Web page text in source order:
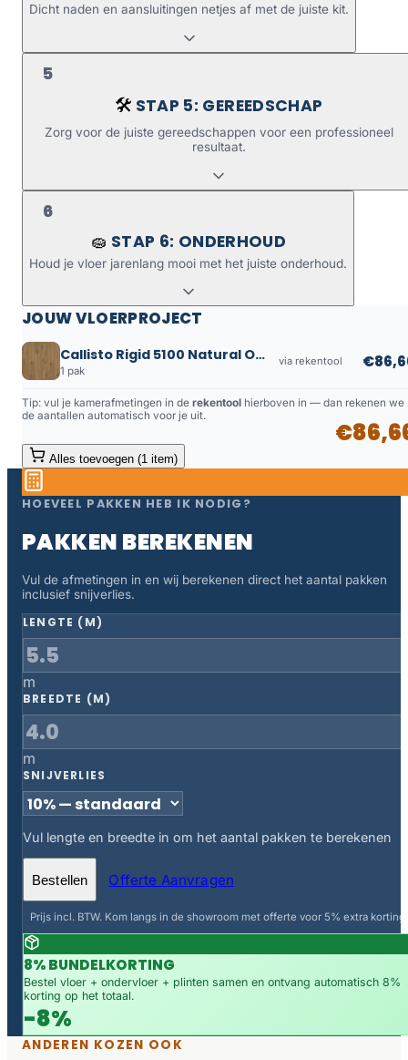
Dicht naden en aansluitingen netjes af met de juiste kit.
5
🛠️ STAP 5: GEREEDSCHAP
Zorg voor de juiste gereedschappen voor een professioneel
resultaat.
6
🧽 STAP 6: ONDERHOUD
Houd je vloer jarenlang mooi met het juiste onderhoud.
JOUW VLOERPROJECT
Callisto Rigid 5100 Natural Oak Dark
1 pak
via rekentool
Tip: vul je kamerafmetingen in de rekentool hierboven in — dan rekenen we
de aantallen automatisch voor je uit.
Alles toevoegen (1 item)
HOEVEEL PAKKEN HEB IK NODIG?
PAKKEN BEREKENEN
Vul de afmetingen in en wij berekenen direct het aantal pakken
inclusief snijverlies.
LENGTE (M)
m
BREEDTE (M)
m
SNIJVERLIES
Vul lengte en breedte in om het aantal pakken te berekenen
Bestellen Offerte Aanvragen
Prijs incl. BTW. Kom langs in de showroom met offerte voor 5% extra korting.
8% BUNDELKORTING
Bestel vloer + ondervloer + plinten samen en ontvang automatisch 8%
korting op het totaal.
-8%
ANDEREN KOZEN OOK